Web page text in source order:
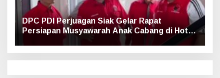
DPC PDI Perjuagan Siak Gelar Rapat
Persiapan Musyawarah Anak Cabang di Hotel